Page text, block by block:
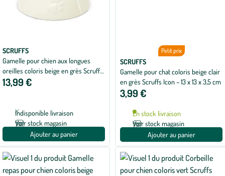
SCRUFFS
Gamelle pour chien aux longues
oreilles coloris beige en grès Scruffs
– 21 x 21 x 8,5 cm
13,99 €
Indisponible livraison
Voir stock magasin
Ajouter au panier
Petit prix
SCRUFFS
Gamelle pour chat coloris beige clair
en grès Scruffs Icon – 13 x 13 x 3,5 cm
3,99 €
En stock livraison
Voir stock magasin
Ajouter au panier